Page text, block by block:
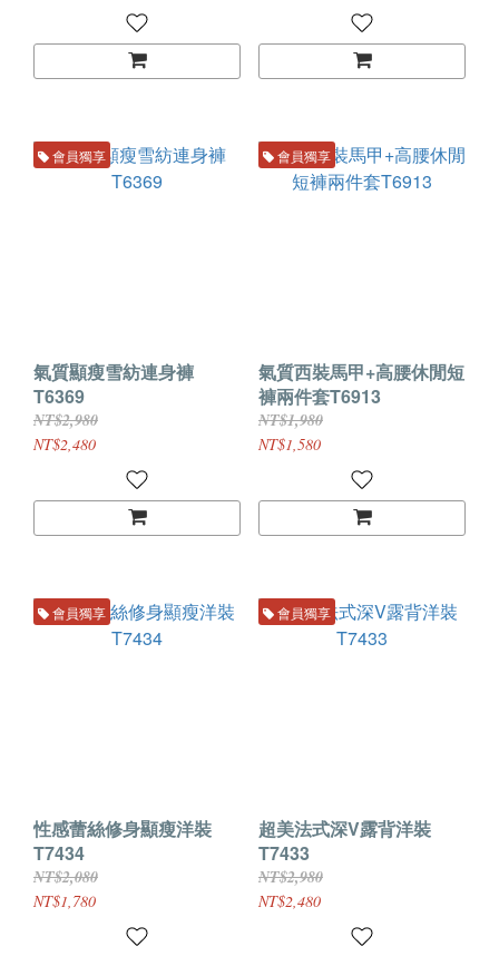
會員獨享
氣質顯瘦雪紡連身褲
T6369
NT$2,980
NT$2,480
會員獨享
氣質西裝馬甲+高腰休閒短
褲兩件套T6913
NT$1,980
NT$1,580
會員獨享
性感蕾絲修身顯瘦洋裝
T7434
NT$2,080
NT$1,780
會員獨享
超美法式深V露背洋裝
T7433
NT$2,980
NT$2,480